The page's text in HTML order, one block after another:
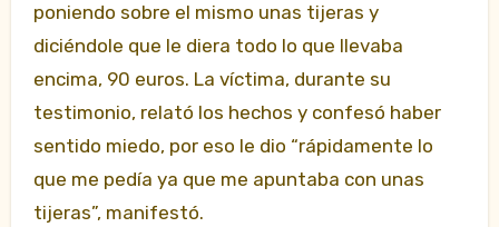
poniendo sobre el mismo unas tijeras y
diciéndole que le diera todo lo que llevaba
encima, 90 euros. La víctima, durante su
testimonio, relató los hechos y confesó haber
sentido miedo, por eso le dio “rápidamente lo
que me pedía ya que me apuntaba con unas
tijeras”, manifestó.